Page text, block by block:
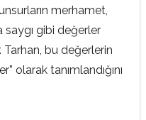
merhamet,
gibi değerler
bu değerlerin
olarak tanımlandığını